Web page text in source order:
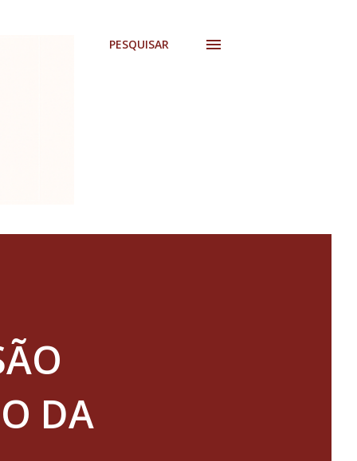
PESQUISAR
DA